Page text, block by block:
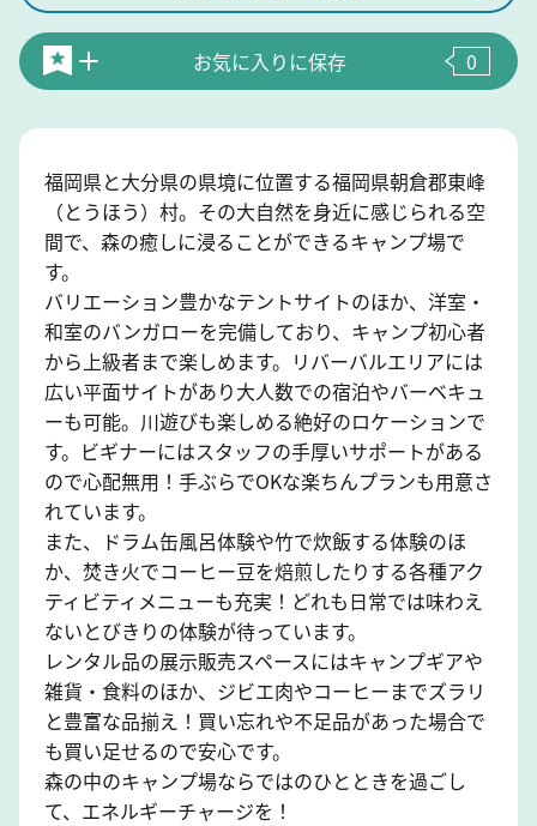
お気に入りに保存 0
福岡県と大分県の県境に位置する福岡県朝倉郡東峰
（とうほう）村。その大自然を身近に感じられる空
間で、森の癒しに浸ることができるキャンプ場で
す。
バリエーション豊かなテントサイトのほか、洋室・
和室のバンガローを完備しており、キャンプ初心者
から上級者まで楽しめます。リバーバルエリアには
広い平面サイトがあり大人数での宿泊やバーベキュ
ーも可能。川遊びも楽しめる絶好のロケーションで
す。ビギナーにはスタッフの手厚いサポートがある
ので心配無用！手ぶらでOKな楽ちんプランも用意さ
れています。
また、ドラム缶風呂体験や竹で炊飯する体験のほ
か、焚き火でコーヒー豆を焙煎したりする各種アク
ティビティメニューも充実！どれも日常では味わえ
ないとびきりの体験が待っています。
レンタル品の展示販売スペースにはキャンプギアや
雑貨・食料のほか、ジビエ肉やコーヒーまでズラリ
と豊富な品揃え！買い忘れや不足品があった場合で
も買い足せるので安心です。
森の中のキャンプ場ならではのひとときを過ごし
て、エネルギーチャージを！